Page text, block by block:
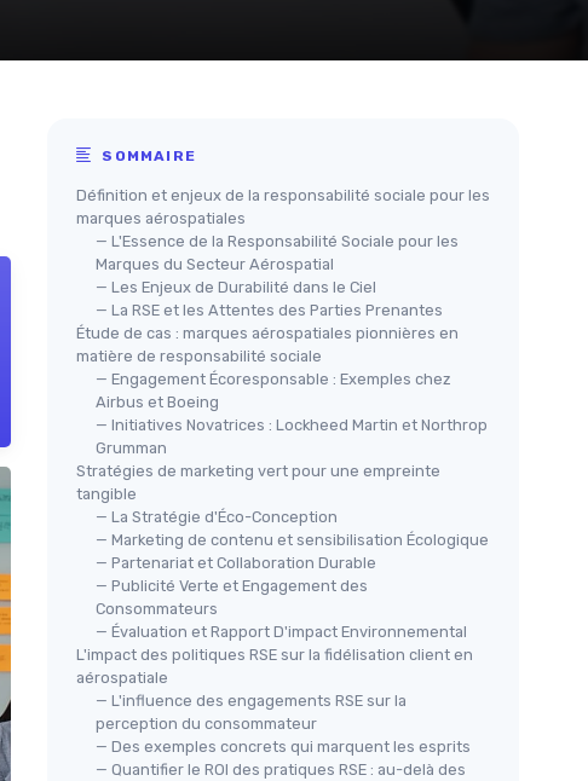
SOMMAIRE
Définition et enjeux de la responsabilité sociale pour les
marques aérospatiales
— L'Essence de la Responsabilité Sociale pour les
Marques du Secteur Aérospatial
— Les Enjeux de Durabilité dans le Ciel
— La RSE et les Attentes des Parties Prenantes
Étude de cas : marques aérospatiales pionnières en
matière de responsabilité sociale
— Engagement Écoresponsable : Exemples chez
Airbus et Boeing
— Initiatives Novatrices : Lockheed Martin et Northrop
Grumman
Stratégies de marketing vert pour une empreinte
tangible
— La Stratégie d'Éco-Conception
— Marketing de contenu et sensibilisation Écologique
— Partenariat et Collaboration Durable
— Publicité Verte et Engagement des
Consommateurs
— Évaluation et Rapport D'impact Environnemental
L'impact des politiques RSE sur la fidélisation client en
aérospatiale
— L'influence des engagements RSE sur la
perception du consommateur
— Des exemples concrets qui marquent les esprits
— Quantifier le ROI des pratiques RSE : au-delà des